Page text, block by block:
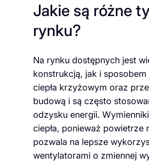
Jakie są różne
rynku?
Na rynku dostępnych jest
konstrukcją, jak i
ciepła krzyżowym oraz
budową i są często
odzysku energii.
ciepła, ponieważ powietrze
pozwala na lepsze
wentylatorami o zmiennej